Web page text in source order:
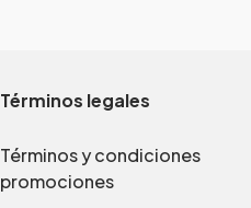
Términos legales
Términos y condiciones
promociones